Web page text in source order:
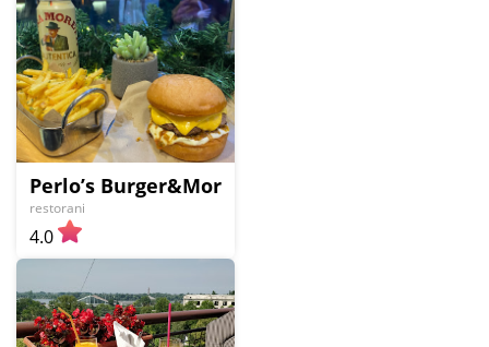
Perlo’s Burger&More (Est. 2021)
restorani
4.0